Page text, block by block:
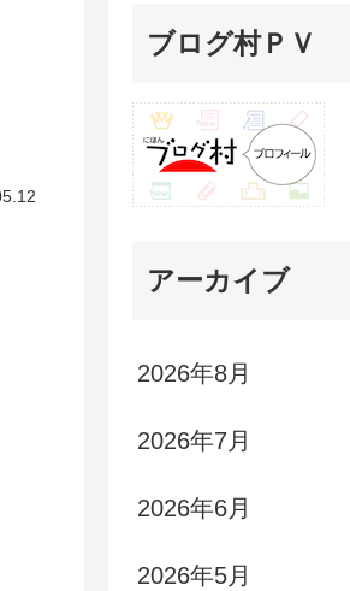
ブログ村ＰＶ
アーカイブ
2026年8月
2026年7月
2026年6月
2026年5月